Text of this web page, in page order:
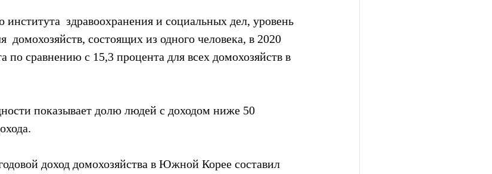
института  здравоохранения и социальных дел, уровень
домохозяйств, состоящих из одного человека, в 2020
по сравнению с 15,3 процента для всех домохозяйств в
показывает долю людей с доходом ниже 50
доход домохозяйства в Южной Корее составил